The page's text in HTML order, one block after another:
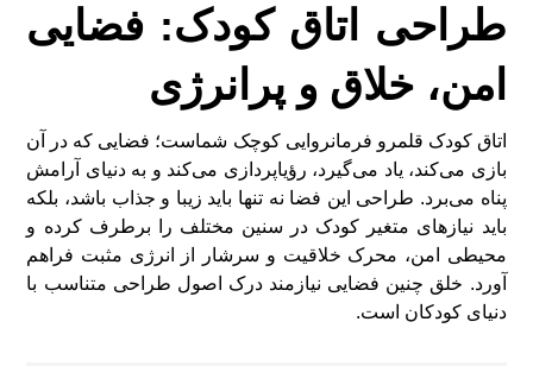
طراحی اتاق کودک: فضایی
امن، خلاق و پرانرژی
اتاق کودک قلمرو فرمانروایی کوچک شماست؛ فضایی که در آن
بازی می‌کند، یاد می‌گیرد، رؤیاپردازی می‌کند و به دنیای آرامش
پناه می‌برد. طراحی این فضا نه تنها باید زیبا و جذاب باشد، بلکه
باید نیازهای متغیر کودک در سنین مختلف را برطرف کرده و
محیطی امن، محرک خلاقیت و سرشار از انرژی مثبت فراهم
آورد. خلق چنین فضایی نیازمند درک اصول طراحی متناسب با
دنیای کودکان است.